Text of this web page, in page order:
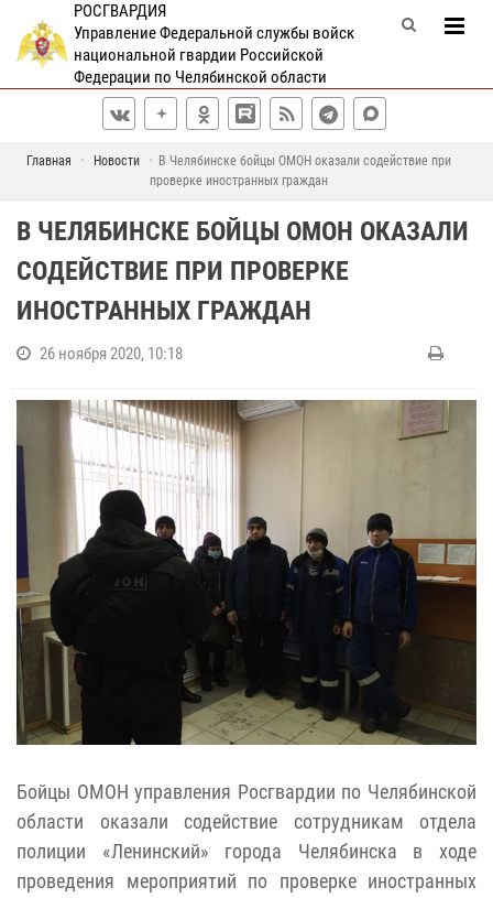
РОСГВАРДИЯ
Управление Федеральной службы войск
национальной гвардии Российской
Федерации по Челябинской области
Главная Новости
В Челябинске бойцы ОМОН оказали содействие при
проверке иностранных граждан
В ЧЕЛЯБИНСКЕ БОЙЦЫ ОМОН ОКАЗАЛИ
СОДЕЙСТВИЕ ПРИ ПРОВЕРКЕ
ИНОСТРАННЫХ ГРАЖДАН
26 ноября 2020, 10:18
Бойцы ОМОН управления Росгвардии по Челябинской
области оказали содействие сотрудникам отдела
полиции «Ленинский» города Челябинска в ходе
проведения мероприятий по проверке иностранных